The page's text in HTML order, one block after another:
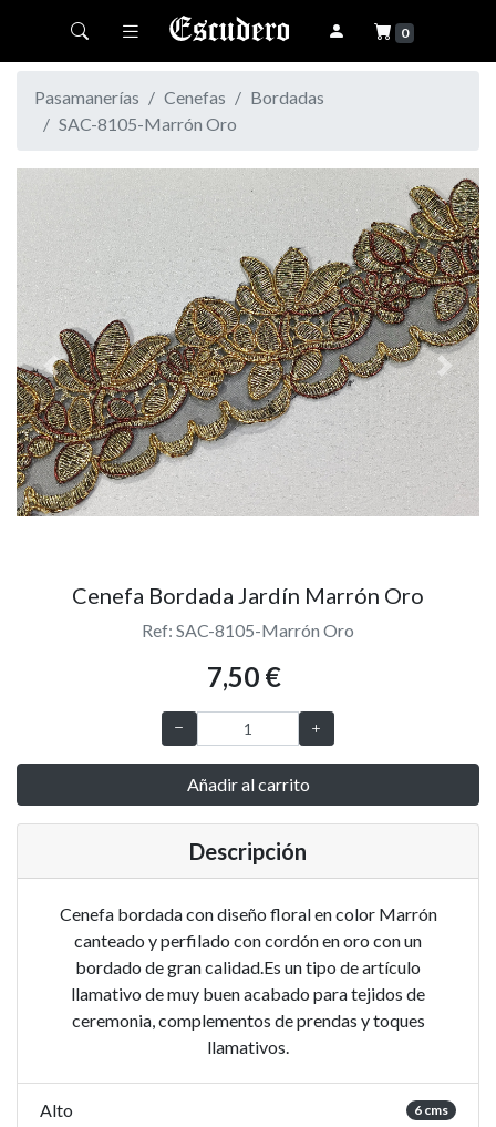
Toggle navigation 0
Pasamanerías Cenefas
Bordadas
SAC-8105-Marrón Oro
Previous Next
Cenefa Bordada Jardín Marrón Oro
Ref: SAC-8105-Marrón Oro
7,50 €
Añadir al carrito
Descripción
Cenefa bordada con diseño floral en color Marrón
canteado y perfilado con cordón en oro con un
bordado de gran calidad.Es un tipo de artículo
llamativo de muy buen acabado para tejidos de
ceremonia, complementos de prendas y toques
llamativos.
Alto 6 cms